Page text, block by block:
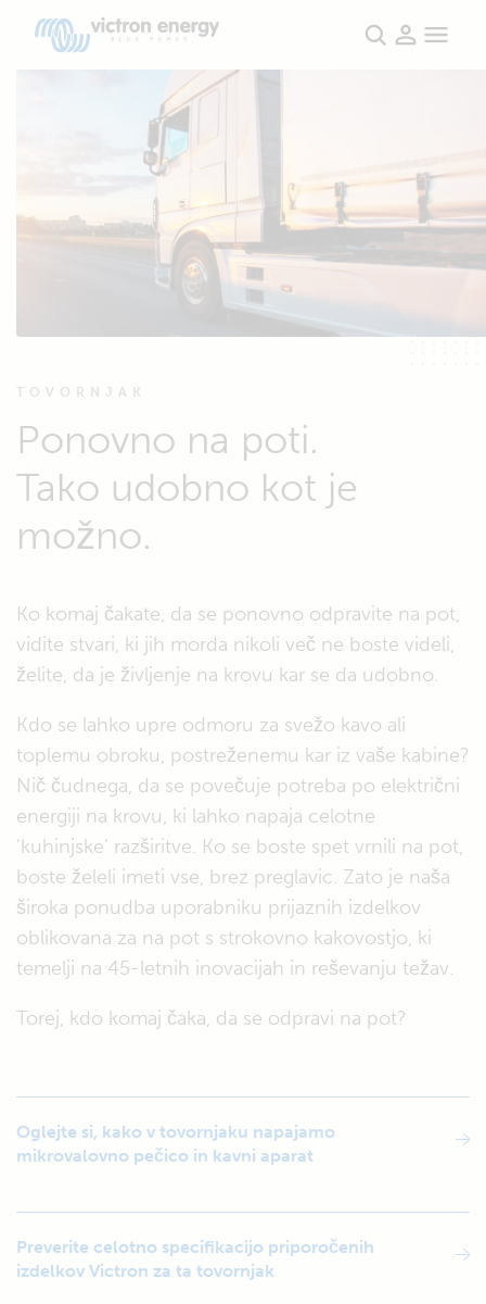
TOVORNJAK
Ponovno na poti.
Tako udobno kot je
možno.
Ko komaj čakate, da se ponovno odpravite na pot,
vidite stvari, ki jih morda nikoli več ne boste videli,
želite, da je življenje na krovu kar se da udobno.
Kdo se lahko upre odmoru za svežo kavo ali
toplemu obroku, postreženemu kar iz vaše kabine?
Nič čudnega, da se povečuje potreba po električni
energiji na krovu, ki lahko napaja celotne
'kuhinjske’ razširitve. Ko se boste spet vrnili na pot,
boste želeli imeti vse, brez preglavic. Zato je naša
široka ponudba uporabniku prijaznih izdelkov
oblikovana za na pot s strokovno kakovostjo, ki
temelji na 45-letnih inovacijah in reševanju težav.
Torej, kdo komaj čaka, da se odpravi na pot?
Oglejte si, kako v tovornjaku napajamo
mikrovalovno pečico in kavni aparat
Preverite celotno specifikacijo priporočenih
izdelkov Victron za ta tovornjak